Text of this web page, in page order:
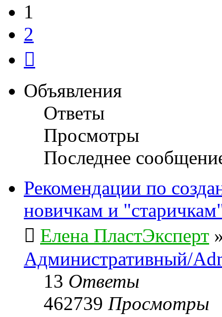
1
2
Объявления
Ответы
Просмотры
Последнее
Рекомендации по
новичкам и
Елена ПластЭксперт
Административный/
13 Ответы
462739 Просмотры